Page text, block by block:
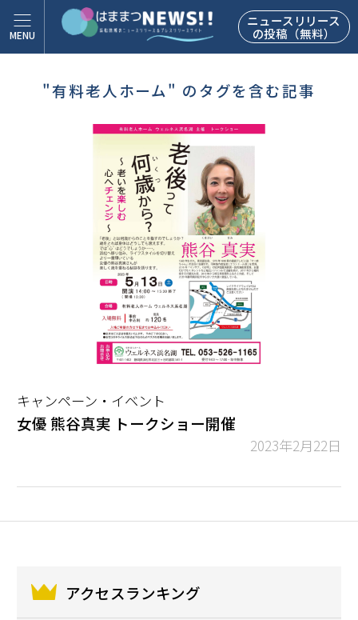
ニュースリリース
の投稿（無料）
"有料老人ホーム" のタグを含む記事
キャンペーン・イベント
女優 熊谷真実 トークショー開催
2023年2月22日
アクセスランキング